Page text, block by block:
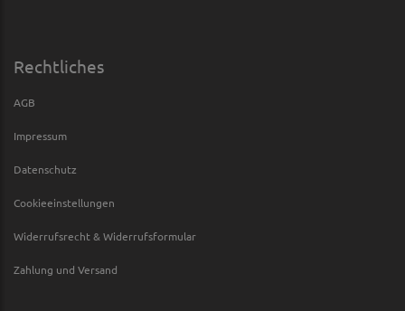
Rechtliches
AGB
Impressum
Datenschutz
Cookieeinstellungen
Widerrufsrecht & Widerrufsformular
Zahlung und Versand